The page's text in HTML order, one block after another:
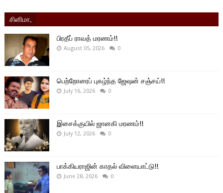
சினிமா,
பிரதீப் ராவத் மரணம்!!
August 05, 2026 0
பெற்றோரைப் புகழ்ந்த ஜேஷன் சஞ்சய்!!
July 16, 2026 0
இசைக்குயில் ஜானகி மரணம்!!
July 12, 2026 0
பாக்கியராஜின் காதல் விளையாட்டு!!
June 28, 2026 0